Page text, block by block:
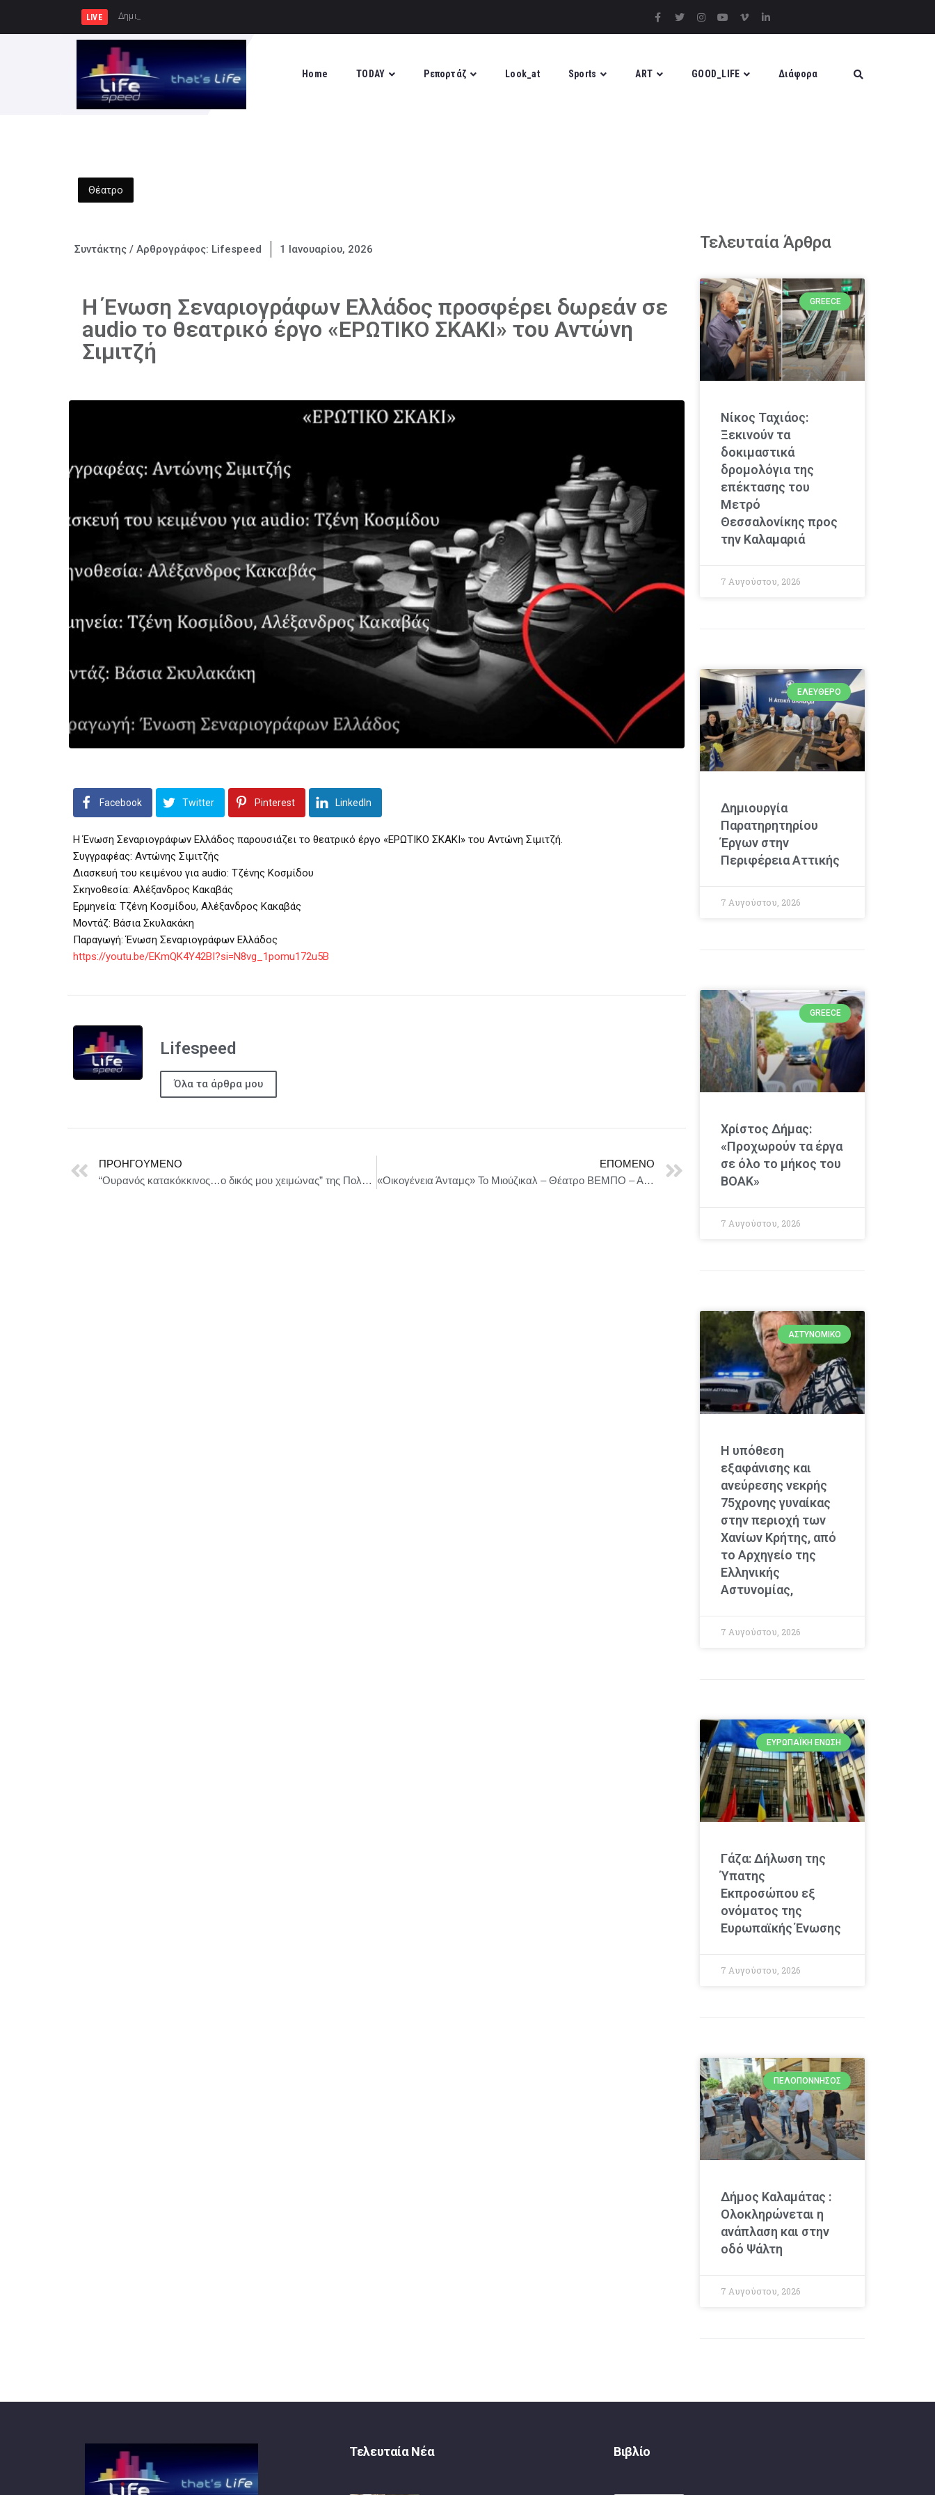
LIVE Δημιουργία Παρατηρητηρίου Έρ
Home TODAY Ρεπορτάζ Look_at Sports ART GOOD_LIFE Διάφορα
Θέατρο
Συντάκτης / Αρθρογράφος: Lifespeed 1 Ιανουαρίου, 2026
Η Ένωση Σεναριογράφων Ελλάδος προσφέρει δωρεάν σε
audio το θεατρικό έργο «ΕΡΩΤΙΚΟ ΣΚΑΚΙ» του Αντώνη
Σιμιτζή
Facebook Twitter Pinterest LinkedIn
Η Ένωση Σεναριογράφων Ελλάδος παρουσιάζει το θεατρικό έργο «ΕΡΩΤΙΚΟ ΣΚΑΚΙ» του Αντώνη Σιμιτζή.
Συγγραφέας: Αντώνης Σιμιτζής
Διασκευή του κειμένου για audio: Τζένης Κοσμίδου
Σκηνοθεσία: Αλέξανδρος Κακαβάς
Ερμηνεία: Τζένη Κοσμίδου, Αλέξανδρος Κακαβάς
Μοντάζ: Βάσια Σκυλακάκη
Παραγωγή: Ένωση Σεναριογράφων Ελλάδος
https://youtu.be/EKmQK4Y42BI?si=N8vg_1pomu172u5B
Lifespeed
Όλα τα άρθρα μου
ΠΡΟΗΓΟΎΜΕΝΟ
“Ουρανός κατακόκκινος…ο δικός μου χειμώνας” της Πολύνας Γκιωνάκη – Θέατρο Μικρός Κεραμεικός
ΕΠΌΜΕΝΟ
«Οικογένεια Άνταμς» Το Μιούζικαλ – Θέατρο ΒΕΜΠΟ – Από 22 Ιανουαρίου 2026
Τελευταία Άρθρα
GREECE
Νίκος Ταχιάος:
Ξεκινούν τα
δοκιμαστικά
δρομολόγια της
επέκτασης του
Μετρό
Θεσσαλονίκης προς
την Καλαμαριά
7 Αυγούστου, 2026
ΕΛΕΎΘΕΡΟ
Δημιουργία
Παρατηρητηρίου
Έργων στην
Περιφέρεια Αττικής
7 Αυγούστου, 2026
GREECE
Χρίστος Δήμας:
«Προχωρούν τα έργα
σε όλο το μήκος του
ΒΟΑΚ»
7 Αυγούστου, 2026
ΑΣΤΥΝΟΜΙΚΌ
Η υπόθεση
εξαφάνισης και
ανεύρεσης νεκρής
75χρονης γυναίκας
στην περιοχή των
Χανίων Κρήτης, από
το Αρχηγείο της
Ελληνικής
Αστυνομίας,
7 Αυγούστου, 2026
ΕΥΡΩΠΑΪΚΉ ΈΝΩΣΗ
Γάζα: Δήλωση της
Ύπατης
Εκπροσώπου εξ
ονόματος της
Ευρωπαϊκής Ένωσης
7 Αυγούστου, 2026
ΠΕΛΟΠΌΝΝΗΣΟΣ
Δήμος Καλαμάτας :
Ολοκληρώνεται η
ανάπλαση και στην
οδό Ψάλτη
7 Αυγούστου, 2026
Τελευταία Νέα Βιβλίο